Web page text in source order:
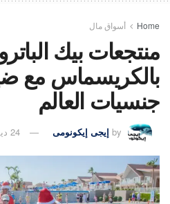
Home أسواق مال
منتجعات بيك
بالكريسماس مع
جنسيات العالم
by إيجى إيكونومى 24 ديسمبر، 2025